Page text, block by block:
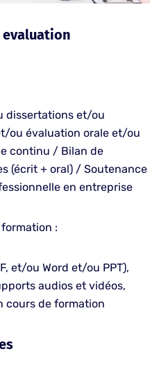
dissertations et/ou
ou évaluation orale et/ou
continu / Bilan de
(écrit + oral) / Soutenance
en entreprise
:
et/ou Word et/ou PPT),
audios et vidéos,
cours de formation